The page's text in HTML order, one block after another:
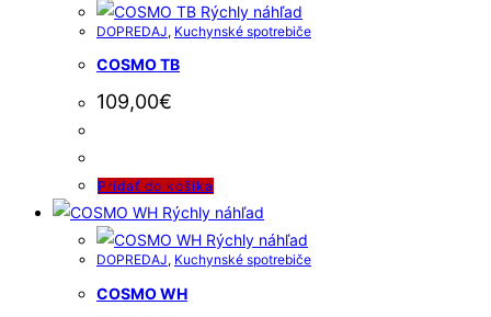
Rýchly náhľad
DOPREDAJ, Kuchynské spotrebiče
COSMO TB
109,00€
Pridať do košíka
Rýchly náhľad
Rýchly náhľad
DOPREDAJ, Kuchynské spotrebiče
COSMO WH